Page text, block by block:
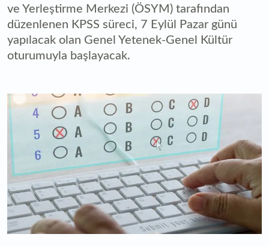
ve Yerleştirme Merkezi (ÖSYM) tarafından
düzenlenen KPSS süreci, 7 Eylül Pazar günü
yapılacak olan Genel Yetenek-Genel Kültür
oturumuyla başlayacak.